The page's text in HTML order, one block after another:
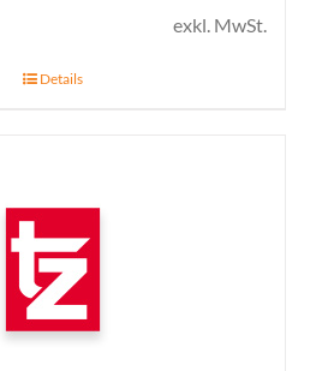
exkl. MwSt.
Details